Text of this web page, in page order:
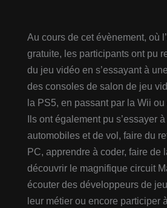
Au cours de cet évènement, où
gratuite, les participants ont pu
du jeu vidéo en s’essayant à
des consoles de salon de jeu
la PS5, en passant par la Wii
Ils ont également pu s’essayer
automobiles et de vol, faire du
PC, apprendre à coder, faire de
découvrir le magnifique circuit
écouter des développeurs de
leur métier ou encore participer